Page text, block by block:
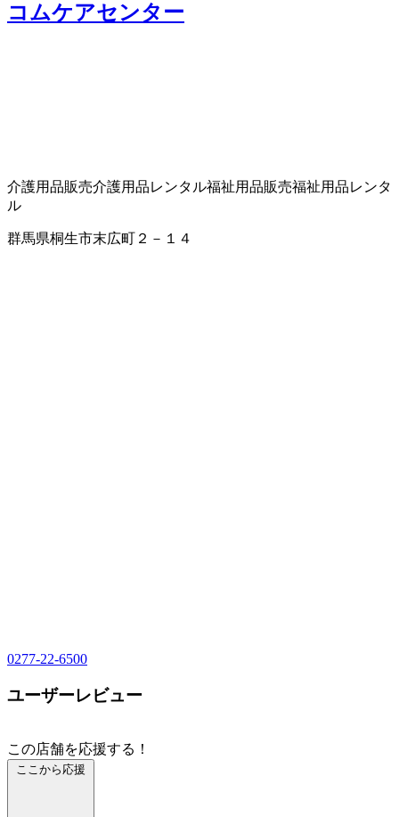
コムケアセンター
介護用品販売介護用品レンタル福祉用品販売福祉用品レンタ
ル
群馬県桐生市末広町２－１４
0277-22-6500
ユーザーレビュー
この店舗を応援する！
ここから応援